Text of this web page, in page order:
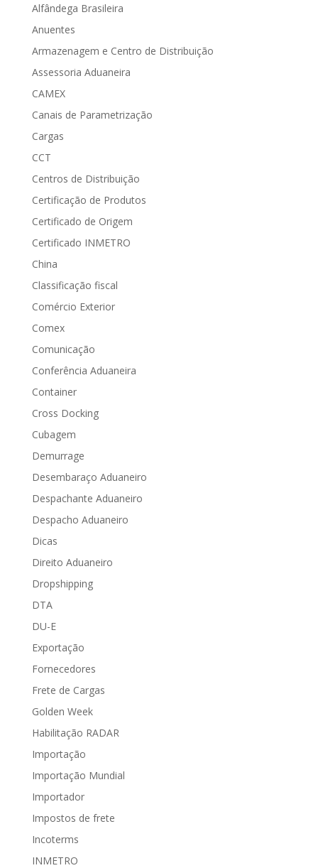
Alfândega Brasileira
Anuentes
Armazenagem e Centro de Distribuição
Assessoria Aduaneira
CAMEX
Canais de Parametrização
Cargas
CCT
Centros de Distribuição
Certificação de Produtos
Certificado de Origem
Certificado INMETRO
China
Classificação fiscal
Comércio Exterior
Comex
Comunicação
Conferência Aduaneira
Container
Cross Docking
Cubagem
Demurrage
Desembaraço Aduaneiro
Despachante Aduaneiro
Despacho Aduaneiro
Dicas
Direito Aduaneiro
Dropshipping
DTA
DU-E
Exportação
Fornecedores
Frete de Cargas
Golden Week
Habilitação RADAR
Importação
Importação Mundial
Importador
Impostos de frete
Incoterms
INMETRO